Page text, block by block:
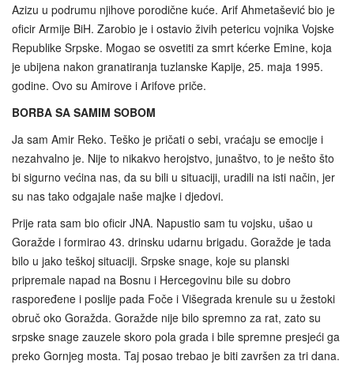
Azizu u podrumu njihove porodične kuće. Arif Ahmetašević bio je
oficir Armije BiH. Zarobio je i ostavio živih petericu vojnika Vojske
Republike Srpske. Mogao se osvetiti za smrt kćerke Emine, koja
je ubijena nakon granatiranja tuzlanske Kapije, 25. maja 1995.
godine. Ovo su Amirove i Arifove priče.
BORBA SA SAMIM SOBOM
Ja sam Amir Reko. Teško je pričati o sebi, vraćaju se emocije i
nezahvalno je. Nije to nikakvo herojstvo, junaštvo, to je nešto što
bi sigurno većina nas, da su bili u situaciji, uradili na isti način, jer
su nas tako odgajale naše majke i djedovi.
Prije rata sam bio oficir JNA. Napustio sam tu vojsku, ušao u
Goražde i formirao 43. drinsku udarnu brigadu. Goražde je tada
bilo u jako teškoj situaciji. Srpske snage, koje su planski
pripremale napad na Bosnu i Hercegovinu bile su dobro
raspoređene i poslije pada Foče i Višegrada krenule su u žestoki
obruč oko Goražda. Goražde nije bilo spremno za rat, zato su
srpske snage zauzele skoro pola grada i bile spremne presjeći ga
preko Gornjeg mosta. Taj posao trebao je biti završen za tri dana.